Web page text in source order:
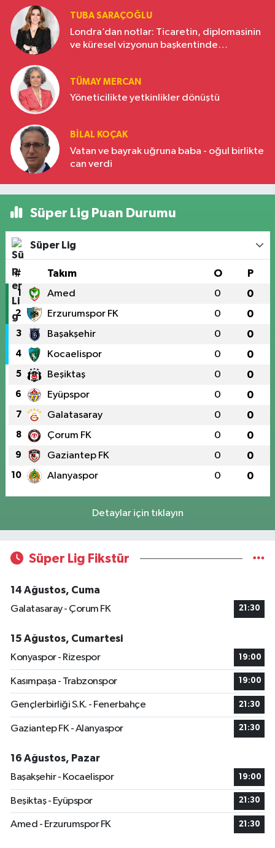
TUBA SARAÇOĞLU
Londra’dan notlar: Ticaretin, diplomasinin
ve küresel vizyonun başkentinde
TÜMAY MERCAN
Yöneticilikte yetkinlikler dönüştü
BILAL KOÇAK
Vatan ve bayrak uğruna baba - oğul birlikte
can verdi
Süper Lig Puan Durumu
Süper Lig
# Takım O P
1 Amed 0 0
2 Erzurumspor FK 0 0
3 Başakşehir 0 0
4 Kocaelispor 0 0
5 Beşiktaş 0 0
6 Eyüpspor 0 0
7 Galatasaray 0 0
8 Çorum FK 0 0
9 Gaziantep FK 0 0
10 Alanyaspor 0 0
Detaylar için tıklayın
Süper Lig Fikstür
14 Ağustos, Cuma
Galatasaray - Çorum FK
21:30
15 Ağustos, Cumartesi
Konyaspor - Rizespor
19:00
Kasımpaşa - Trabzonspor 19:00
Gençlerbirliği S.K. - Fenerbahçe 21:30
Gaziantep FK - Alanyaspor 21:30
16 Ağustos, Pazar
Başakşehir - Kocaelispor
19:00
Beşiktaş - Eyüpspor 21:30
Amed - Erzurumspor FK 21:30